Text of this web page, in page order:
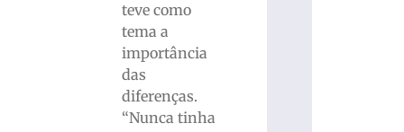
teve como
tema a
importância
das
diferenças.
“Nunca tinha